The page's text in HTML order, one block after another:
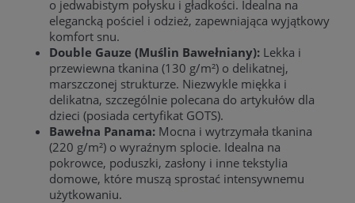
o jedwabistym połysku i gładkości. Idealna na
elegancką pościel i odzież, zapewniająca wyjątkowy
komfort snu.
Double Gauze (Muślin Bawełniany): Lekka i
przewiewna tkanina (130 g/m²) o delikatnej,
marszczonej strukturze. Niezwykle miękka i
delikatna, szczególnie polecana do artykułów dla
dzieci (posiada certyfikat GOTS).
Bawełna Panama: Mocna i wytrzymała tkanina
(220 g/m²) o wyraźnym splocie. Idealna na
pokrowce, poduszki, zasłony i inne tekstylia
domowe, które muszą sprostać intensywnemu
użytkowaniu.